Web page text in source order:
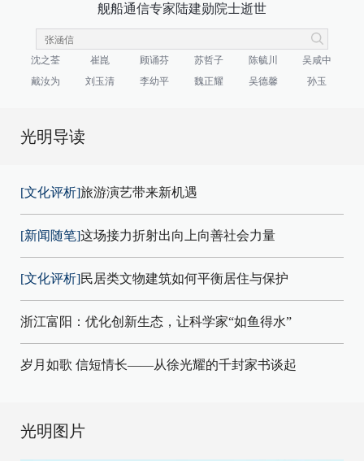
舰船通信专家陆建勋院士逝世
沈之荃 崔崑 顾诵芬 苏哲子 陈毓川
吴咸中
戴汝为
刘玉清 李幼平 魏正耀 吴德馨 孙玉
光明导读
[文化评析]旅游演艺带来新机遇
[新闻随笔]这场接力折射出向上向善社会力量
[文化评析]民居类文物建筑如何平衡居住与保护
浙江富阳：优化创新生态，让科学家“如鱼得水”
岁月如歌 信短情长——从徐光耀的千封家书谈起
光明图片